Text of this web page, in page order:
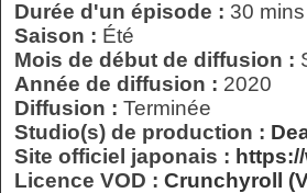
Durée d'un épisode : 30 mins
Saison : Été
Mois de début de diffusion :
Année de diffusion : 2020
Diffusion : Terminée
Studio(s) de production :
Site officiel japonais :
Licence VOD : Crunchyroll